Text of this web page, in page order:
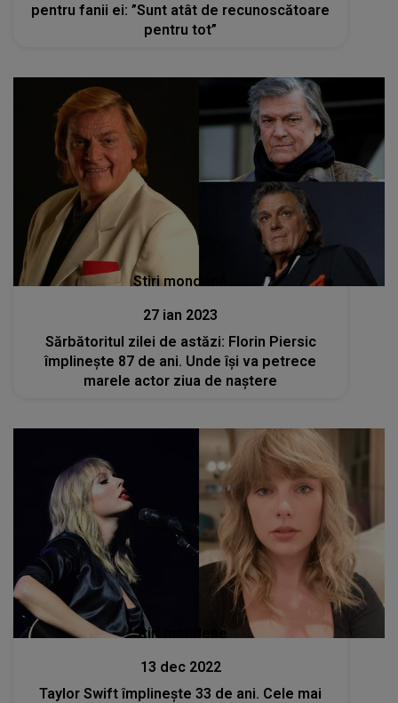
pentru fanii ei: ”Sunt atât de recunoscătoare
pentru tot”
Stiri mondene
27 ian 2023
Sărbătoritul zilei de astăzi: Florin Piersic
împlinește 87 de ani. Unde își va petrece
marele actor ziua de naștere
Stiri mondene
13 dec 2022
Taylor Swift împlinește 33 de ani. Cele mai